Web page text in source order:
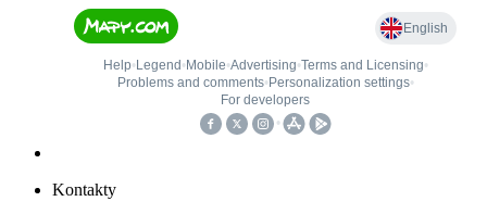
Kontakty